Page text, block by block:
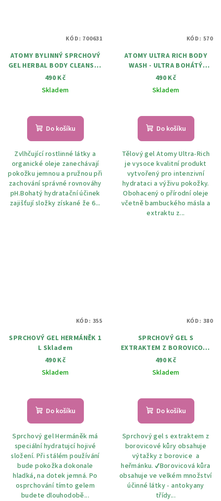
ATOMY BYLINNÝ SPRCHOVÝ
GEL HERBAL BODY CLEANSER
500 ML
490 Kč
Skladem
Do košíku
Zvlhčující rostlinné látky a
organické oleje zanechávají
pokožku jemnou a pružnou při
zachování správné rovnováhy
pH.Bohatý hydratační účinek
zajišťují složky získané že 6...
KÓD: 700631
ATOMY ULTRA RICH BODY
WASH - ULTRA BOHÁTÝ
SPRCHOVÝ GEL 350 ML
490 Kč
Skladem
Do košíku
Tělový gel Atomy Ultra-Rich
je vysoce kvalitní produkt
vytvořený pro intenzivní
hydrataci a výživu pokožky.
Obohacený o přírodní oleje
včetně bambuckého másla a
extraktu z...
KÓD: 570
SPRCHOVÝ GEL HERMÁNĚK 1
L Skladem
490 Kč
Skladem
Do košíku
Sprchový gel Hermáněk má
speciální hydratujcí hojivé
složení. Při stálém používání
bude pokožka dokonale
hladká, na dotek jemná. Po
osprchování tímto gelem
budete dlouhodobě...
KÓD: 355
SPRCHOVÝ GEL S
EXTRAKTEM Z BOROVICOVÉ
KŮRY 1000 ML Skladem
490 Kč
Skladem
Do košíku
Sprchový gel s extraktem z
borovicové kůry obsahuje
výtažky z borovice a
heřmánku. ✔️Borovicová kůra
obsahuje ve velkém množství
účinné látky - antokyany
třídy...
KÓD: 380